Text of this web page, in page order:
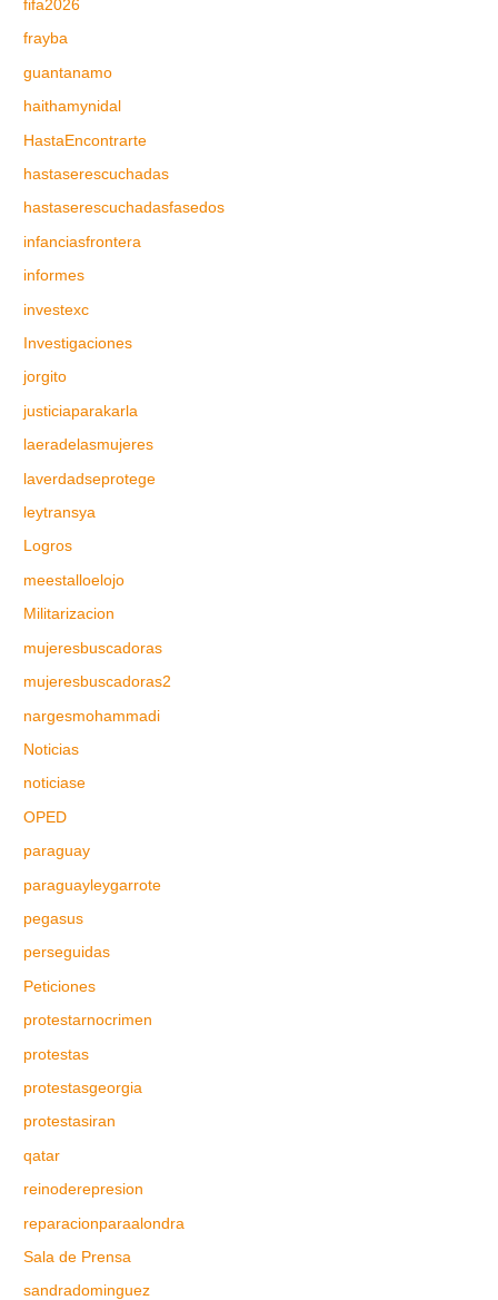
fifa2026
frayba
guantanamo
haithamynidal
HastaEncontrarte
hastaserescuchadas
hastaserescuchadasfasedos
infanciasfrontera
informes
investexc
Investigaciones
jorgito
justiciaparakarla
laeradelasmujeres
laverdadseprotege
leytransya
Logros
meestalloelojo
Militarizacion
mujeresbuscadoras
mujeresbuscadoras2
nargesmohammadi
Noticias
noticiase
OPED
paraguay
paraguayleygarrote
pegasus
perseguidas
Peticiones
protestarnocrimen
protestas
protestasgeorgia
protestasiran
qatar
reinoderepresion
reparacionparaalondra
Sala de Prensa
sandradominguez